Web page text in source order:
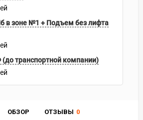
ОБЗОР ОТЗЫВЫ 0
в зоне №1 + Подъем без лифта
транспортной компании)